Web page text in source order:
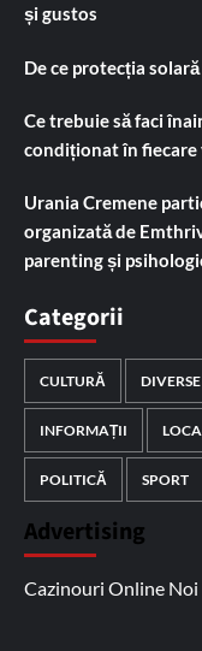
și gustos
De ce protecția
Ce trebuie să faci
condiționat în fiecare
Urania Cremene
organizată de
parenting și
Categorii
CULTURĂ DIVERSE
INFORMAȚII
POLITICĂ SPORT
Advertising
Cazinouri Online Noi